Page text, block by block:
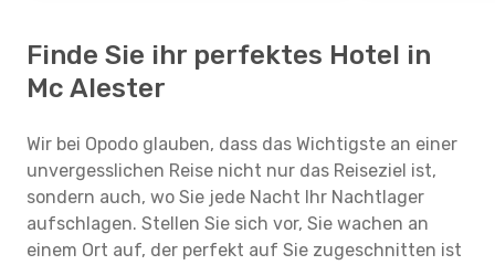
Finde Sie ihr perfektes Hotel in
Mc Alester
Wir bei Opodo glauben, dass das Wichtigste an einer
unvergesslichen Reise nicht nur das Reiseziel ist,
sondern auch, wo Sie jede Nacht Ihr Nachtlager
aufschlagen. Stellen Sie sich vor, Sie wachen an
einem Ort auf, der perfekt auf Sie zugeschnitten ist